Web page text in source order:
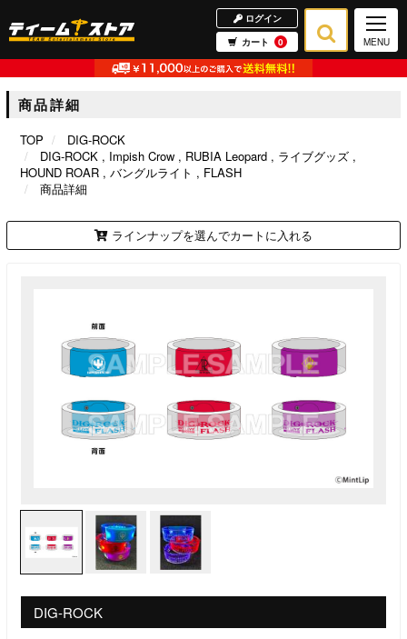
ログイン
カート
0 MENU
商品詳細
TOP
DIG-ROCK
DIG-ROCK
Impish Crow RUBIA Leopard
ライブグッズ
HOUND ROAR
バングルライト
FLASH
商品詳細
ラインナップを選んでカートに入れる
DIG-ROCK